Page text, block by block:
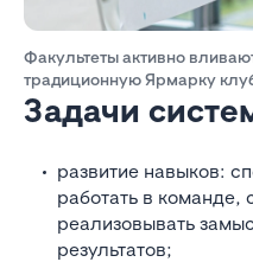
Факультеты активно
традиционную Ярмарку
Задачи
развитие навыков:
работать в команде,
реализовывать
результатов;